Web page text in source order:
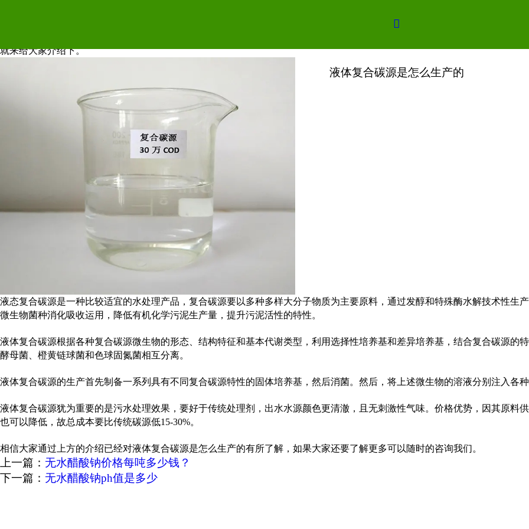

液体复合碳源是怎么生产的
复合碳源大多是液态状，比较常见的复合碳源外型颜色是深褐色和透明颜色的，大家可以根据自身所使用的规定来选择适合的
就来给大家介绍下。
液态复合碳源是一种比较适宜的水处理产品，复合碳源要以多种多样大分子物质为主要原料，通过发醇和特殊酶水解技术性生
微生物菌种消化吸收运用，降低有机化学污泥生产量，提升污泥活性的特性。
液体复合碳源根据各种复合碳源微生物的形态、结构特征和基本代谢类型，利用选择性培养基和差异培养基，结合复合碳源的
酵母菌、橙黄链球菌和色球固氮菌相互分离。
液体复合碳源的生产首先制备一系列具有不同复合碳源特性的固体培养基，然后消菌。然后，将上述微生物的溶液分别注入各种
液体复合碳源犹为重要的是污水处理效果，要好于传统处理剂，出水水源颜色更清澈，且无刺激性气味。价格优势，因其原料
也可以降低，故总成本要比传统碳源低15-30%。
相信大家通过上方的介绍已经对液体复合碳源是怎么生产的有所了解，如果大家还要了解更多可以随时的咨询我们。
上一篇： 无水醋酸钠价格每吨多少钱？
下一篇： 无水醋酸钠ph值是多少